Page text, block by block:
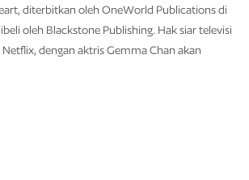
diterbitkan oleh OneWorld Publications di
oleh Blackstone Publishing. Hak siar televisi
dengan aktris Gemma Chan akan